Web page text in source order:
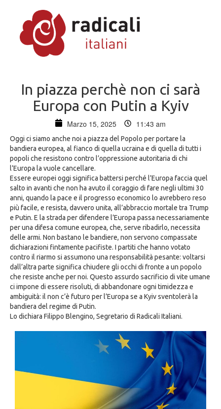
In piazza perchè non ci sarà
Europa con Putin a Kyiv
Marzo 15, 2025 11:43 am
Oggi ci siamo anche noi a piazza del Popolo per portare la
bandiera europea, al fianco di quella ucraina e di quella di tutti i
popoli che resistono contro l’oppressione autoritaria di chi
l’Europa la vuole cancellare.
Essere europei oggi significa battersi perché l’Europa faccia quel
salto in avanti che non ha avuto il coraggio di fare negli ultimi 30
anni, quando la pace e il progresso economico lo avrebbero reso
più facile, e resista, davvero unita, all’abbraccio mortale tra Trump
e Putin. E la strada per difendere l’Europa passa necessariamente
per una difesa comune europea, che, serve ribadirlo, necessita
delle armi. Non bastano le bandiere, non servono compassate
dichiarazioni fintamente pacifiste. I partiti che hanno votato
contro il riarmo si assumono una responsabilità pesante: voltarsi
dall’altra parte significa chiudere gli occhi di fronte a un popolo
che resiste anche per noi. Questo assurdo sacrificio di vite umane
ci impone di essere risoluti, di abbandonare ogni timidezza e
ambiguità: il non c’è futuro per l’Europa se a Kyiv sventolerà la
bandiera del regime di Putin.
Lo dichiara Filippo Blengino, Segretario di Radicali Italiani.